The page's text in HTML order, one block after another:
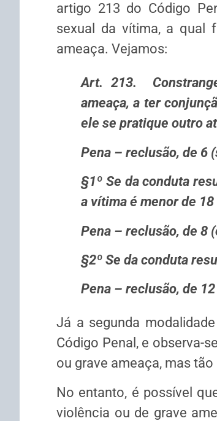
artigo 213 do Código
sexual da vítima, a qual
ameaça. Vejamos:
Art. 213.
ameaça, a ter
ele se pratique outro
Pena – reclusão, de
§1º Se da conduta
a vítima é menor de
Pena – reclusão, de
§2º Se da conduta
Pena – reclusão, de
Já a segunda
Código Pe­nal, e observa-
ou grave ameaça, mas
No entanto, é possível
violência ou de grave